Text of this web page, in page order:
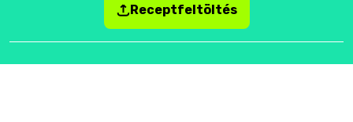
Receptfeltöltés